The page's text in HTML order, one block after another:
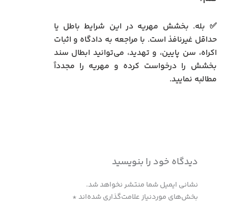
✅ بله. بخشش مهریه در این شرایط باطل یا
حداقل غیرنافذ است. با مراجعه به دادگاه و اثبات
اکراه، سن پایین، و تهدید، می‌توانید ابطال سند
بخشش را درخواست کرده و مهریه را مجدداً
مطالبه نمایید.
دیدگاه‌ خود را بنویسید
نشانی ایمیل شما منتشر نخواهد شد.
بخش‌های موردنیاز علامت‌گذاری شده‌اند *